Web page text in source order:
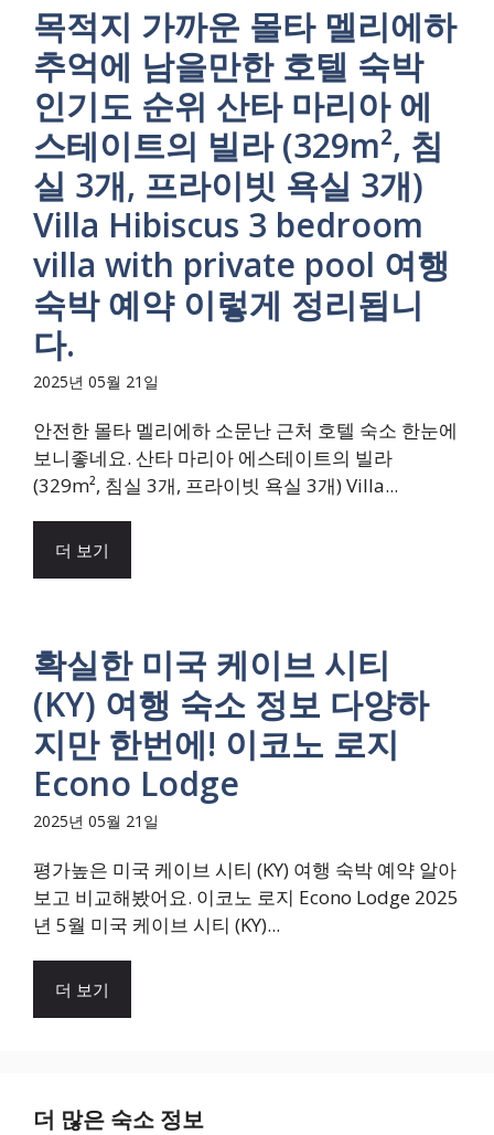
목적지 가까운 몰타 멜리에하
추억에 남을만한 호텔 숙박
인기도 순위 산타 마리아 에
스테이트의 빌라 (329m², 침
실 3개, 프라이빗 욕실 3개)
Villa Hibiscus 3 bedroom
villa with private pool 여행
숙박 예약 이렇게 정리됩니
다.
2025년 05월 21일
안전한 몰타 멜리에하 소문난 근처 호텔 숙소 한눈에
보니좋네요. 산타 마리아 에스테이트의 빌라
(329m², 침실 3개, 프라이빗 욕실 3개) Villa...
더 보기
확실한 미국 케이브 시티
(KY) 여행 숙소 정보 다양하
지만 한번에! 이코노 로지
Econo Lodge
2025년 05월 21일
평가높은 미국 케이브 시티 (KY) 여행 숙박 예약 알아
보고 비교해봤어요. 이코노 로지 Econo Lodge 2025
년 5월 미국 케이브 시티 (KY)...
더 보기
더 많은 숙소 정보